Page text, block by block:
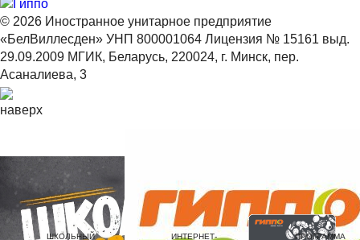
© 2026 Иностранное унитарное предприятие
«БелВиллесден» УНП 800001064 Лицензия № 15161 выд.
29.09.2009 МГИК, Беларусь, 220024, г. Минск, пер.
Асаналиева, 3
наверх
ШКОЛЬНЫЙ ИНТЕРНЕТ- ПРОГРАММА